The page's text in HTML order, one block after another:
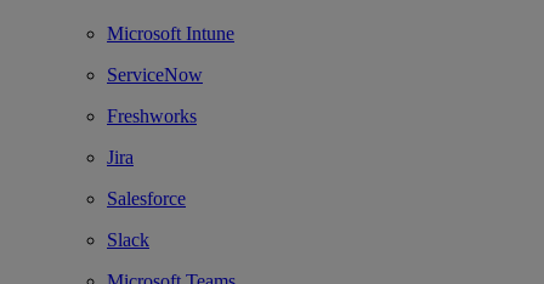
Microsoft Intune
ServiceNow
Freshworks
Jira
Salesforce
Slack